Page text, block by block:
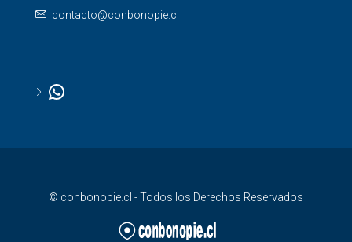
contacto@conbonopie.cl
© conbonopie.cl - Todos los Derechos Reservados